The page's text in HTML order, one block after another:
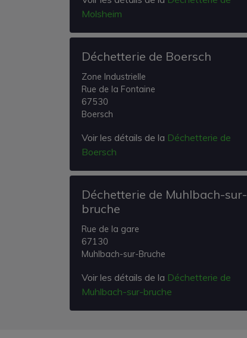
Molsheim
Déchetterie de Boersch
Zone Industrielle
Rue de la Fontaine
67530
Boersch
Voir les détails de la Déchetterie de
Boersch
Déchetterie de Muhlbach-sur-
bruche
Rue de la gare
67130
Muhlbach-sur-Bruche
Voir les détails de la Déchetterie de
Muhlbach-sur-bruche